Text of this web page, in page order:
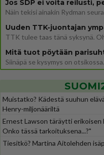
Mitä tuot pöytään
Muistatko? Kädestä suuhun
Henry-miljonääriltä
Ernest Lawson täräytti
Onko tässä tarkoituksena...?"
Tiesitkö? Martina Aitolehden